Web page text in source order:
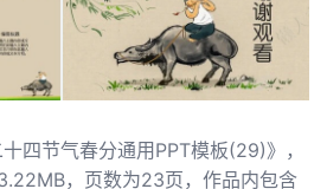
四节气春分通用PPT模板(29)》，
，页数为23页，作品内包含